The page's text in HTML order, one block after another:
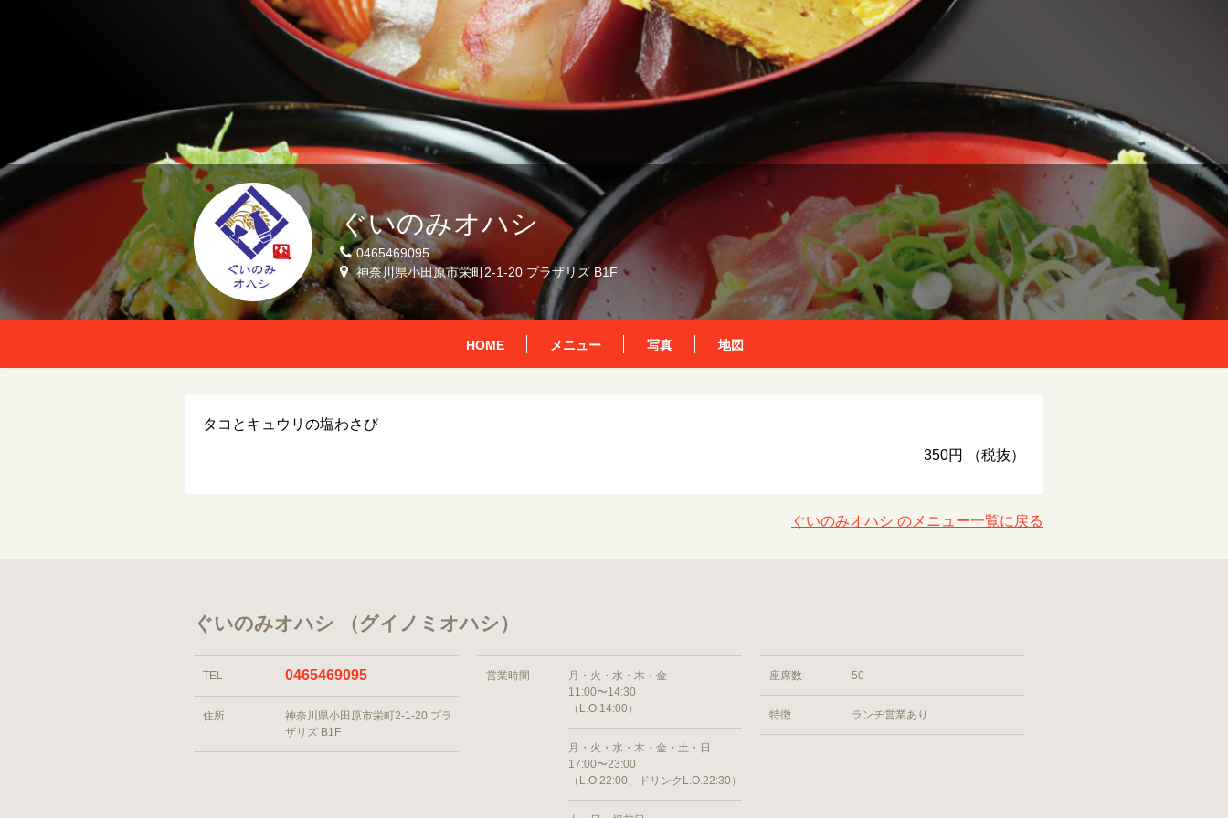
ぐいのみオハシ
0465469095
神奈川県小田原市栄町2-1-20 プラザリズ B1F
HOME メニュー 写真 地図
タコとキュウリの塩わさび
350円 （税抜）
ぐいのみオハシ のメニュー一覧に戻る
ぐいのみオハシ （グイノミオハシ）
TEL 0465469095
住所
神奈川県小田原市栄町2-1-20 プラ
ザリズ B1F
営業時間
月・火・水・木・金
11:00〜14:30
（L.O.14:00）
月・火・水・木・金・土・日
17:00〜23:00
（L.O.22:00、ドリンクL.O.22:30）
座席数 50
特徴 ランチ営業あり